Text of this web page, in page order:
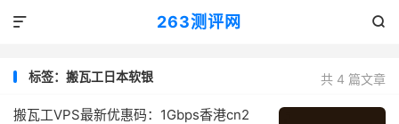
263测评网 

共 4 篇文章
标签：搬瓦工日本软银
搬瓦工VPS最新优惠码：1Gbps香港cn2